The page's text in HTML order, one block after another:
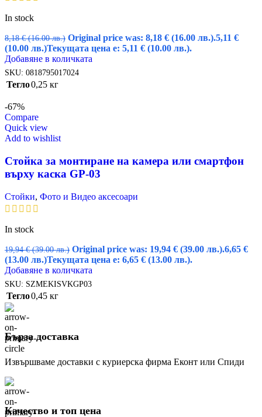
In stock
8,18€ (16.00 лв.) Original price was: 8,18 € (16.00 лв.).5,11 €
(10.00 лв.)Текущата цена е: 5,11 € (10.00 лв.).
Добавяне в количката
SKU: 0818795017024
Тегло0,25 кг
-67%
Compare
Quick view
Add to wishlist
Стойка за монтиране на камера или смартфон
върху каска GP-03
Стойки, Фото и Видео аксесоари
In stock
19,94€ (39.00 лв.) Original price was: 19,94 € (39.00 лв.).6,65 €
(13.00 лв.)Текущата цена е: 6,65 € (13.00 лв.).
Добавяне в количката
SKU: SZMEKISVKGP03
Тегло0,45 кг
Бърза доставка
Извършваме доставки с куриерска фирма Еконт или Спиди
Качество и топ цена